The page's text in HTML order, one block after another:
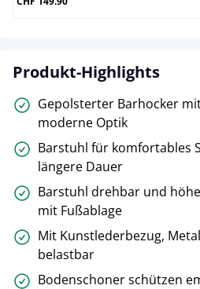
Produkt-Highlights
Gepolsterter Barhocker
moderne Optik
Barstuhl für komfortables
längere Dauer
Barstuhl drehbar und
mit Fußablage
Mit Kunstlederbezug,
belastbar
Bodenschoner schützen